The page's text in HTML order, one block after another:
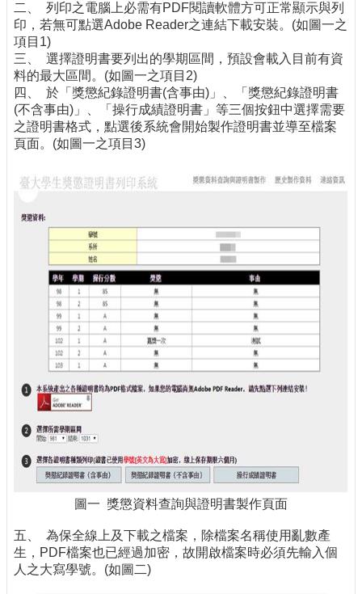
專
題
報
導
技
術
論
壇
產
專
二、 列印之電腦上必需有PDF閱讀軟體方可正常顯示與列
印，若無可點選Adobe Reader之連結下載安裝。(如圖一之
項目1)
三、 選擇證明書要列出的學期區間，預設會載入目前有資
料的最大區間。(如圖一之項目2)
四、 於「獎懲紀錄證明書(含事由)」、「獎懲紀錄證明書
(不含事由)」、「操行成績證明書」等三個按鈕中選擇需要
之證明書格式，點選後系統會開始製作證明書並導至檔案
頁面。(如圖一之項目3)
圖一 獎懲資料查詢與證明書製作頁面
五、 為保全線上及下載之檔案，除檔案名稱使用亂數產
生，PDF檔案也已經過加密，故開啟檔案時必須先輸入個
人之大寫學號。(如圖二)